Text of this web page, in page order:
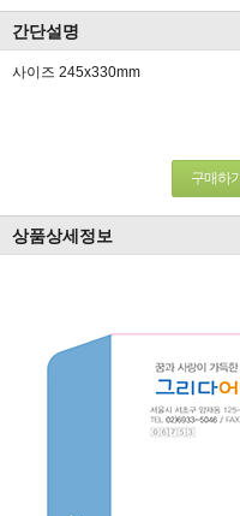
간단설명
사이즈 245x330mm
구매하기
상품상세정보